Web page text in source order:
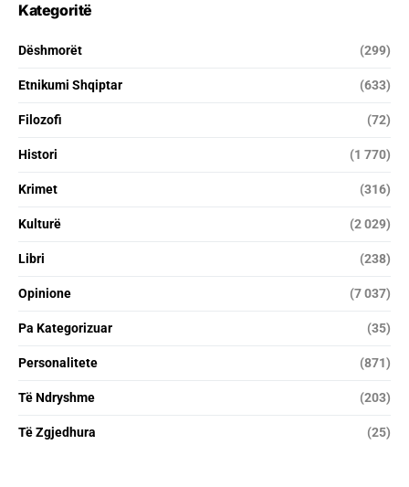
Kategoritë
Dëshmorët (299)
Etnikumi Shqiptar (633)
Filozofi (72)
Histori (1 770)
Krimet (316)
Kulturë (2 029)
Libri (238)
Opinione (7 037)
Pa Kategorizuar (35)
Personalitete (871)
Të Ndryshme (203)
Të Zgjedhura (25)